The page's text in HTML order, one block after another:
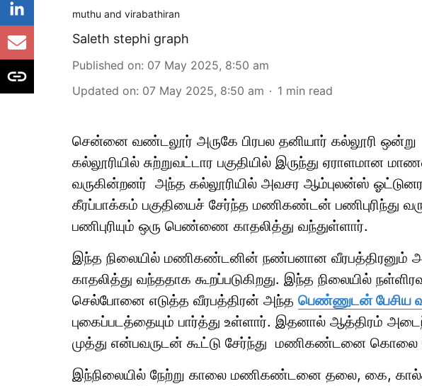
muthu and virabathiran
Saleth stephi graph
Published on: 07 May 2025, 8:50 am
Updated on: 07 May 2025, 8:50 am 1 min read
சென்னை வண்டலூர் அருகே பிரபல தனியார் கல்லூரி ஒன்று
கல்லூரியில் சுற்றுவட்டார பகுதியில் இருந்து ஏராளமான
வருகின்றனர் அந்த கல்லூரியில் அவசர ஆம்புலன்ஸ்
கீரப்பாக்கம் பகுதியைச் சேர்ந்த மணிகண்டன் பணிபுரிந்து
பணிபுரியும் ஒரு பெண்ணை காதலித்து வந்துள்ளார்.
இந்த நிலையில் மணிகண்டனின் நண்பனான
காதலித்து வந்ததாக கூறப்படுகிறது. இந்த நிலையில்
செல்போனை எடுத்த வீரபத்திரன் அந்த பெண்ணுடன் பேசிய
புகைப்படத்தையும் பார்த்து உள்ளார். இதனால் ஆத்திரம்
முத்து என்பவருடன் கூட்டு சேர்ந்து மணிகண்டனை கொலை
இந்நிலையில் நேற்று காலை மணிகண்டனை தலை, கை,